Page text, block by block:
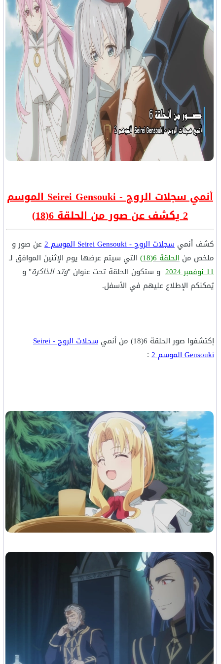
أنمي سجلات الروح - Seirei Gensouki الموسم
2 يكشف عن صور من الحلقة 6(18)
كشف أنمي سجلات الروح - Seirei Gensouki الموسم 2
عن صور و
ملخص من الحلقة 6(18) التي سيتم عرضها يوم الإثنين الموافق لـ
11 نوفمبر 2024
و ستكون الحلقة تحت عنوان "وتد الذاكرة" و
يُمكنكم الإطلاع عليهم في الأسفل.
إكتشفوا صور الحلقة 6(18) من أنمي
سجلات الروح - Seirei
Gensouki الموسم 2
: